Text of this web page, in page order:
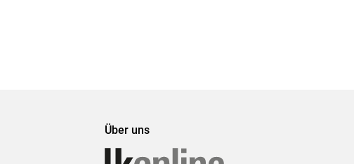
Über uns